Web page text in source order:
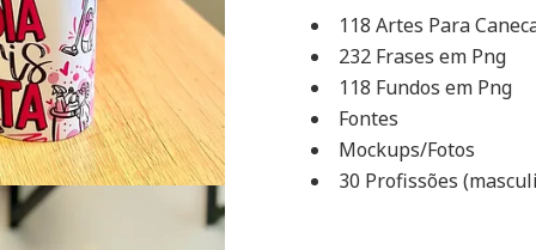
118 Artes Para
232 Frases em Png
118 Fundos em Png
Fontes
Mockups/Fotos
30 Profissões